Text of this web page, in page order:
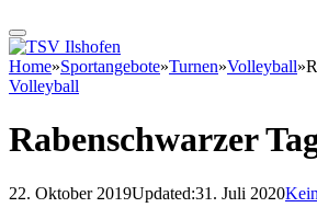
Home»Sportangebote»Turnen»Volleyball»
Volleyball
Rabenschwarzer
22. Oktober 2019Updated:31. Juli 2020